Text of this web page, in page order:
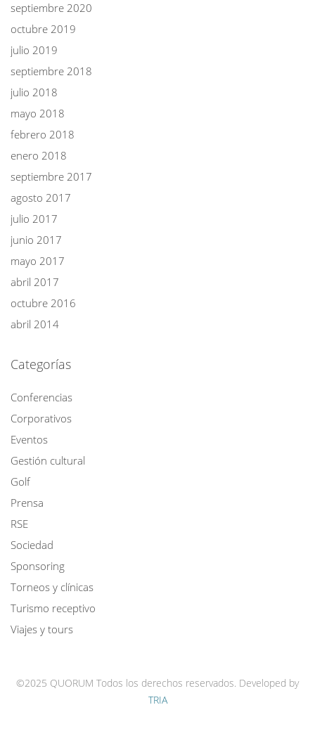
septiembre 2020
octubre 2019
julio 2019
septiembre 2018
julio 2018
mayo 2018
febrero 2018
enero 2018
septiembre 2017
agosto 2017
julio 2017
junio 2017
mayo 2017
abril 2017
octubre 2016
abril 2014
Categorías
Conferencias
Corporativos
Eventos
Gestión cultural
Golf
Prensa
RSE
Sociedad
Sponsoring
Torneos y clínicas
Turismo receptivo
Viajes y tours
©2025 QUORUM Todos los derechos reservados. Developed by
TRIA